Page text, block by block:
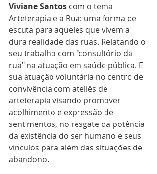
Viviane Santos com o tema
Arteterapia e a Rua: uma forma de
escuta para aqueles que vivem a
dura realidade das ruas. Relatando o
seu trabalho com "consultório da
rua" na atuação em saúde pública. E
sua atuação voluntária no centro de
convivência com ateliês de
arteterapia visando promover
acolhimento e expressão de
sentimentos, no resgate da potência
da existência do ser humano e seus
vínculos para além das situações de
abandono.